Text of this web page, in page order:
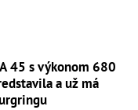
45 s výkonom 680
a už má